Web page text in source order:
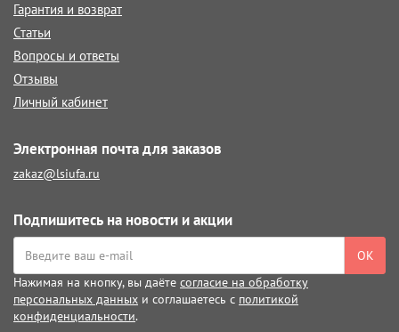
Гарантия и возврат
Статьи
Вопросы и ответы
Отзывы
Личный кабинет
Электронная почта для заказов
zakaz@lsiufa.ru
Подпишитесь на новости и акции
ОК
Нажимая на кнопку, вы даёте согласие на обработку
персональных данных и соглашаетесь с политикой
конфиденциальности.